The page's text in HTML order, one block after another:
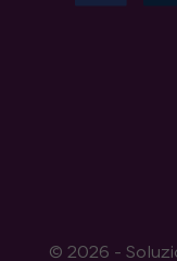
© 2026 -